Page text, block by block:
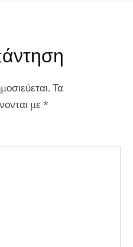
Τα
με *